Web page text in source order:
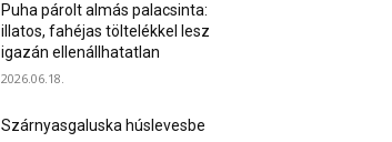
Puha párolt almás palacsinta:
illatos, fahéjas töltelékkel lesz
igazán ellenállhatatlan
2026.06.18.
Szárnyasgaluska húslevesbe